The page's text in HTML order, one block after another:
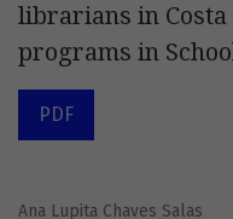
librarians in
programs in
PDF
Ana Lupita Chaves Salas